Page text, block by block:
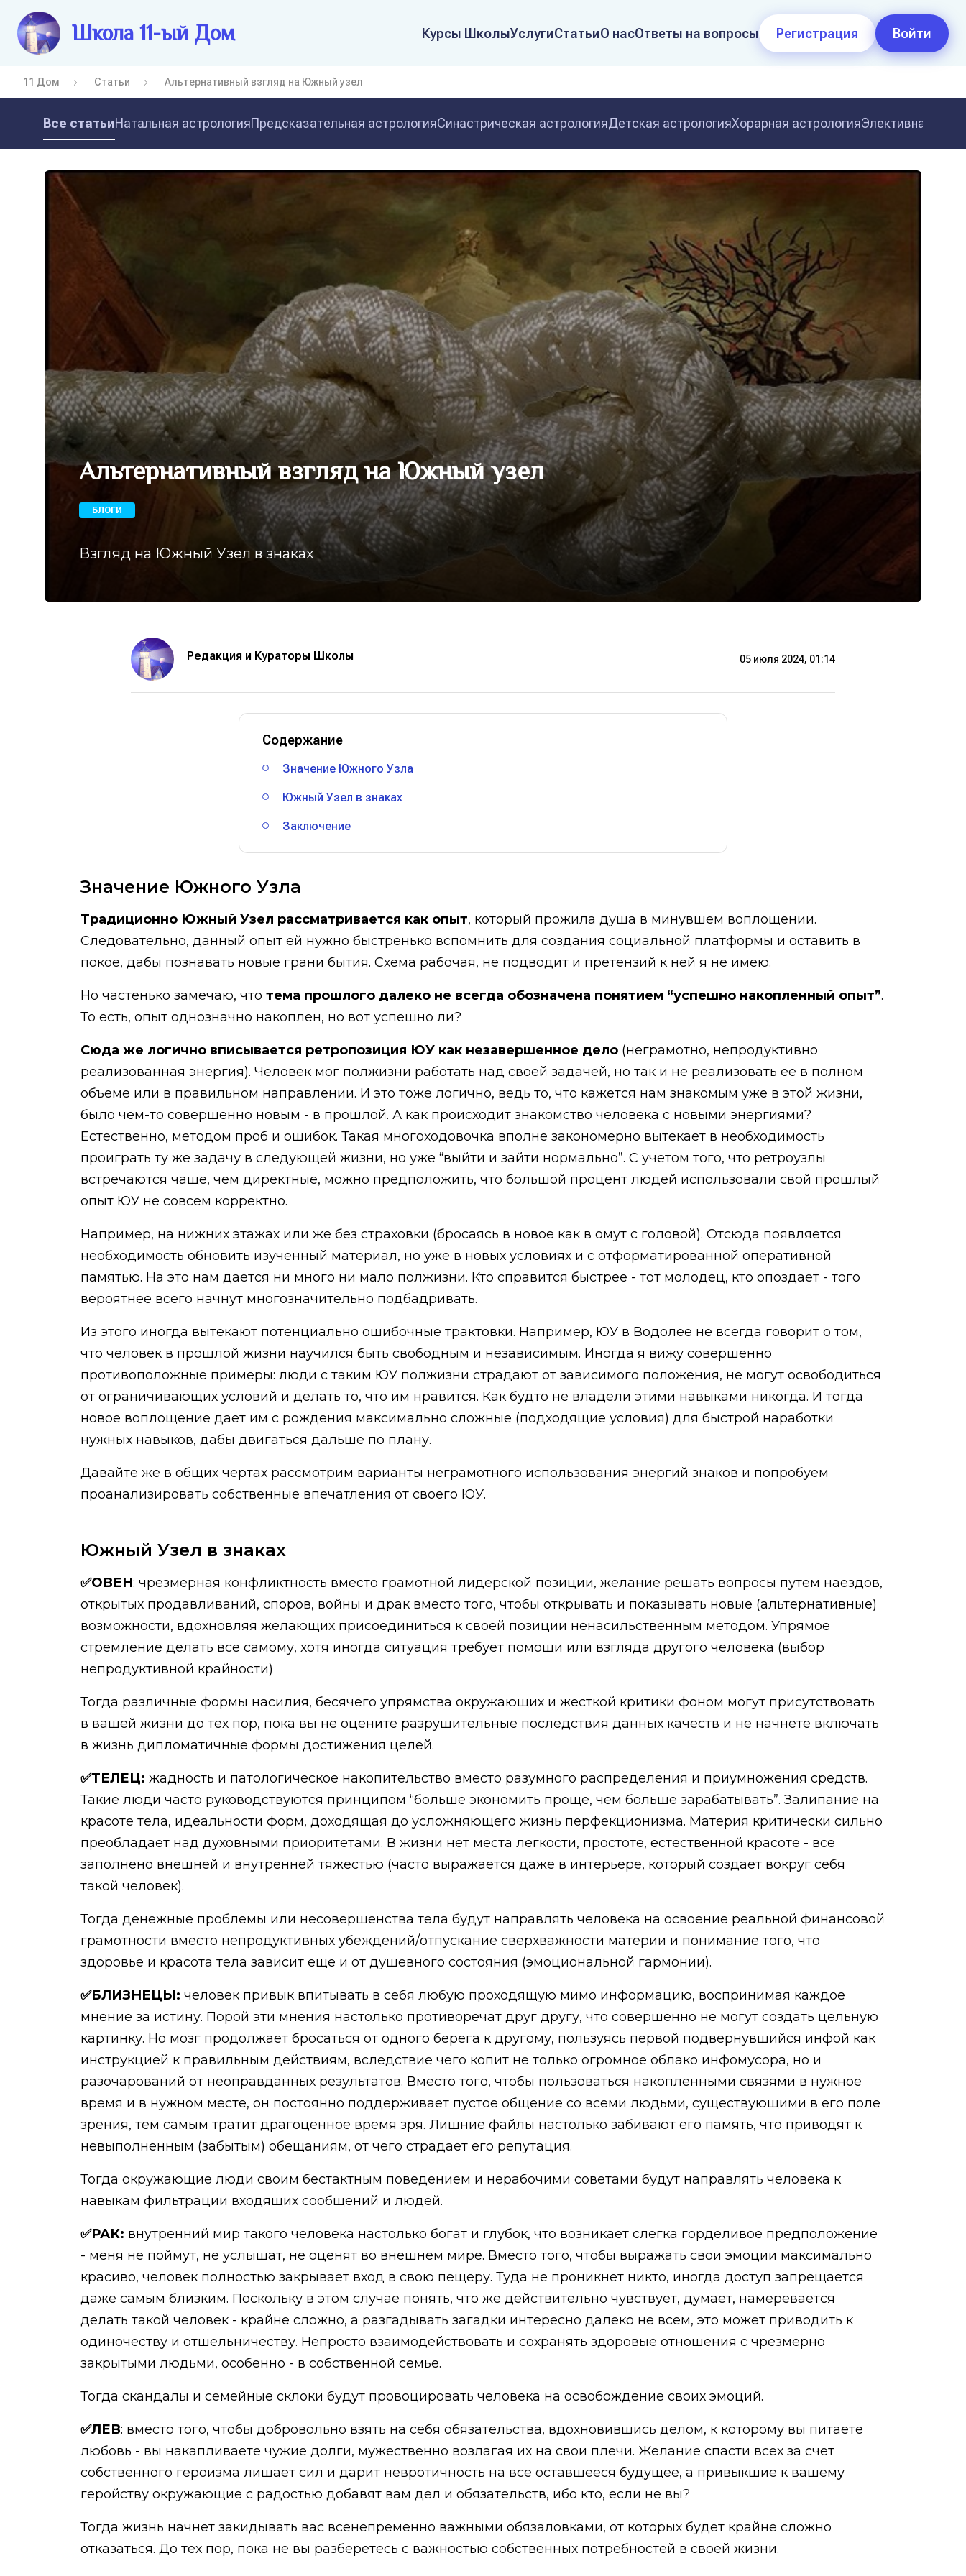
Школа 11-ый Дом Курсы ШколыУслугиСтатьиО насОтветы на вопросы Регистрация Войти
11 Дом Статьи Альтернативный взгляд на Южный узел
Все статьиНатальная астрологияПредсказательная астрологияСинастрическая астрологияДетская астрологияХорарная астрологияЭлективная
Альтернативный взгляд на Южный узел
БЛОГИ
Взгляд на Южный Узел в знаках
Редакция и Кураторы Школы 05 июля 2024, 01:14
Содержание
Значение Южного Узла
Южный Узел в знаках
Заключение
Значение Южного Узла
Традиционно Южный Узел рассматривается как опыт, который прожила душа в минувшем воплощении.
Следовательно, данный опыт ей нужно быстренько вспомнить для создания социальной платформы и оставить в
покое, дабы познавать новые грани бытия. Схема рабочая, не подводит и претензий к ней я не имею.
Но частенько замечаю, что тема прошлого далеко не всегда обозначена понятием “успешно накопленный опыт”.
То есть, опыт однозначно накоплен, но вот успешно ли?
Сюда же логично вписывается ретропозиция ЮУ как незавершенное дело (неграмотно, непродуктивно
реализованная энергия). Человек мог полжизни работать над своей задачей, но так и не реализовать ее в полном
объеме или в правильном направлении. И это тоже логично, ведь то, что кажется нам знакомым уже в этой жизни,
было чем-то совершенно новым - в прошлой. А как происходит знакомство человека с новыми энергиями?
Естественно, методом проб и ошибок. Такая многоходовочка вполне закономерно вытекает в необходимость
проиграть ту же задачу в следующей жизни, но уже “выйти и зайти нормально”. С учетом того, что ретроузлы
встречаются чаще, чем директные, можно предположить, что большой процент людей использовали свой прошлый
опыт ЮУ не совсем корректно.
Например, на нижних этажах или же без страховки (бросаясь в новое как в омут с головой). Отсюда появляется
необходимость обновить изученный материал, но уже в новых условиях и с отформатированной оперативной
памятью. На это нам дается ни много ни мало полжизни. Кто справится быстрее - тот молодец, кто опоздает - того
вероятнее всего начнут многозначительно подбадривать.
Из этого иногда вытекают потенциально ошибочные трактовки. Например, ЮУ в Водолее не всегда говорит о том,
что человек в прошлой жизни научился быть свободным и независимым. Иногда я вижу совершенно
противоположные примеры: люди с таким ЮУ полжизни страдают от зависимого положения, не могут освободиться
от ограничивающих условий и делать то, что им нравится. Как будто не владели этими навыками никогда. И тогда
новое воплощение дает им с рождения максимально сложные (подходящие условия) для быстрой наработки
нужных навыков, дабы двигаться дальше по плану.
Давайте же в общих чертах рассмотрим варианты неграмотного использования энергий знаков и попробуем
проанализировать собственные впечатления от своего ЮУ.
Южный Узел в знаках
✅ОВЕН: чрезмерная конфликтность вместо грамотной лидерской позиции, желание решать вопросы путем наездов,
открытых продавливаний, споров, войны и драк вместо того, чтобы открывать и показывать новые (альтернативные)
возможности, вдохновляя желающих присоединиться к своей позиции ненасильственным методом. Упрямое
стремление делать все самому, хотя иногда ситуация требует помощи или взгляда другого человека (выбор
непродуктивной крайности)
Тогда различные формы насилия, бесячего упрямства окружающих и жесткой критики фоном могут присутствовать
в вашей жизни до тех пор, пока вы не оцените разрушительные последствия данных качеств и не начнете включать
в жизнь дипломатичные формы достижения целей.
✅ТЕЛЕЦ: жадность и патологическое накопительство вместо разумного распределения и приумножения средств.
Такие люди часто руководствуются принципом “больше экономить проще, чем больше зарабатывать”. Залипание на
красоте тела, идеальности форм, доходящая до усложняющего жизнь перфекционизма. Материя критически сильно
преобладает над духовными приоритетами. В жизни нет места легкости, простоте, естественной красоте - все
заполнено внешней и внутренней тяжестью (часто выражается даже в интерьере, который создает вокруг себя
такой человек).
Тогда денежные проблемы или несовершенства тела будут направлять человека на освоение реальной финансовой
грамотности вместо непродуктивных убеждений/отпускание сверхважности материи и понимание того, что
здоровье и красота тела зависит еще и от душевного состояния (эмоциональной гармонии).
✅БЛИЗНЕЦЫ: человек привык впитывать в себя любую проходящую мимо информацию, воспринимая каждое
мнение за истину. Порой эти мнения настолько противоречат друг другу, что совершенно не могут создать цельную
картинку. Но мозг продолжает бросаться от одного берега к другому, пользуясь первой подвернувшийся инфой как
инструкцией к правильным действиям, вследствие чего копит не только огромное облако инфомусора, но и
разочарований от неоправданных результатов. Вместо того, чтобы пользоваться накопленными связями в нужное
время и в нужном месте, он постоянно поддерживает пустое общение со всеми людьми, существующими в его поле
зрения, тем самым тратит драгоценное время зря. Лишние файлы настолько забивают его память, что приводят к
невыполненным (забытым) обещаниям, от чего страдает его репутация.
Тогда окружающие люди своим бестактным поведением и нерабочими советами будут направлять человека к
навыкам фильтрации входящих сообщений и людей.
✅РАК: внутренний мир такого человека настолько богат и глубок, что возникает слегка горделивое предположение
- меня не поймут, не услышат, не оценят во внешнем мире. Вместо того, чтобы выражать свои эмоции максимально
красиво, человек полностью закрывает вход в свою пещеру. Туда не проникнет никто, иногда доступ запрещается
даже самым близким. Поскольку в этом случае понять, что же действительно чувствует, думает, намеревается
делать такой человек - крайне сложно, а разгадывать загадки интересно далеко не всем, это может приводить к
одиночеству и отшельничеству. Непросто взаимодействовать и сохранять здоровые отношения с чрезмерно
закрытыми людьми, особенно - в собственной семье.
Тогда скандалы и семейные склоки будут провоцировать человека на освобождение своих эмоций.
✅ЛЕВ: вместо того, чтобы добровольно взять на себя обязательства, вдохновившись делом, к которому вы питаете
любовь - вы накапливаете чужие долги, мужественно возлагая их на свои плечи. Желание спасти всех за счет
собственного героизма лишает сил и дарит невротичность на все оставшееся будущее, а привыкшие к вашему
геройству окружающие с радостью добавят вам дел и обязательств, ибо кто, если не вы?
Тогда жизнь начнет закидывать вас всенепременно важными обязаловками, от которых будет крайне сложно
отказаться. До тех пор, пока не вы разберетесь с важностью собственных потребностей в своей жизни.